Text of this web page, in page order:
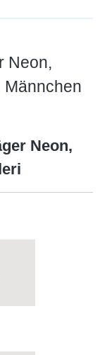
Neon,
Männchen
Neon,